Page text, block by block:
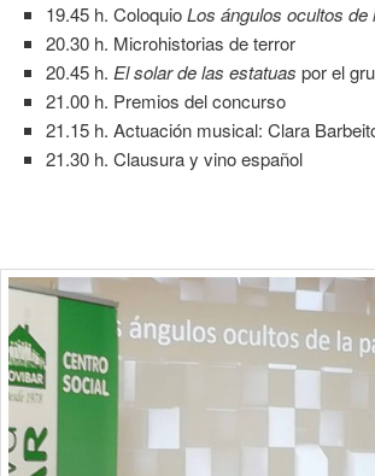
19.45 h. ColoquioLos ángulos ocultos de
20.30 h. Microhistorias de terror
20.45 h. El solar de las estatuas por el
21.00 h. Premios del concurso
21.15 h. Actuación musical: Clara
21.30 h. Clausura y vino español